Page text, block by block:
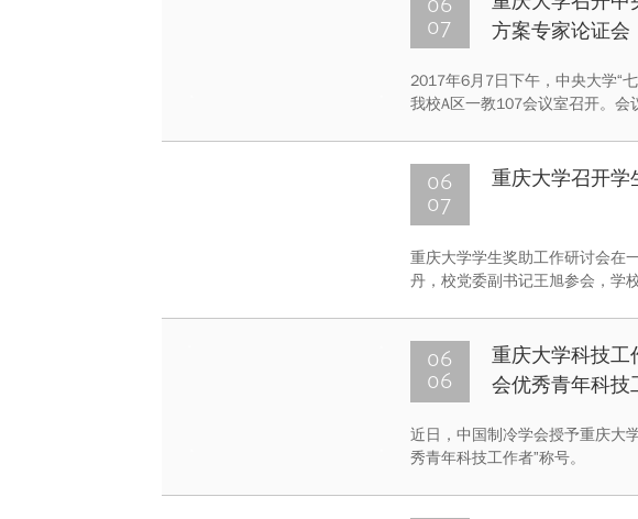
07
方案专家论证会
2017年6月7日下午，中央大学“
我校A区一教107会议室召开。会
位同志组成专家评审组。
06
07
重庆大学召开学
重庆大学学生奖助工作研讨会在
丹，校党委副书记王旭参会，学
06
06
重庆大学科技工
会优秀青年科技
近日，中国制冷学会授予重庆大
秀青年科技工作者”称号。